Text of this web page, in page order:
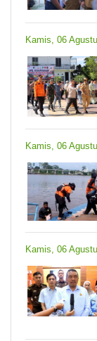
Kamis, 06
Kamis, 06
Kamis, 06